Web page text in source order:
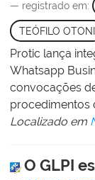
— registrado em:
TEÓFILO OTONI
Protic lança
Whatsapp
convocações
procedimentos
Localizado em
O GLPI